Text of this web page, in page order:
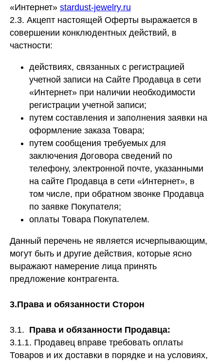
«Интернет» stardust-jewelry.ru
2.3. Акцепт настоящей Оферты выражается в
совершении конклюдентных действий, в
частности:
действиях, связанных с регистрацией
учетной записи на Сайте Продавца в сети
«Интернет» при наличии необходимости
регистрации учетной записи;
путем составления и заполнения заявки на
оформление заказа Товара;
путем сообщения требуемых для
заключения Договора сведений по
телефону, электронной почте, указанными
на сайте Продавца в сети «Интернет», в
том числе, при обратном звонке Продавца
по заявке Покупателя;
оплаты Товара Покупателем.
Данный перечень не является исчерпывающим,
могут быть и другие действия, которые ясно
выражают намерение лица принять
предложение контрагента.
3.Права и обязанности Сторон
3.1. Права и обязанности Продавца:
3.1.1. Продавец вправе требовать оплаты
Товаров и их доставки в порядке и на условиях,